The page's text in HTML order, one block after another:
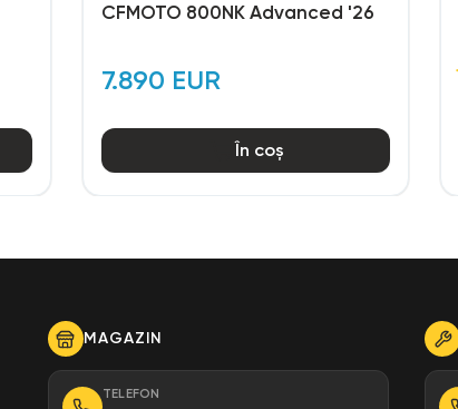
CFMOTO 800NK Advanced '26
7.890 EUR
În coș
MAGAZIN
TELEFON